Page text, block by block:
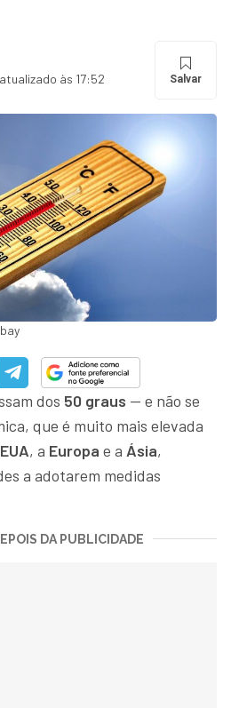
às 17:52 Salvar
dos 50 graus — e não se
que é muito mais elevada
EUA, a Europa e a Ásia,
a adotarem medidas
DA PUBLICIDADE